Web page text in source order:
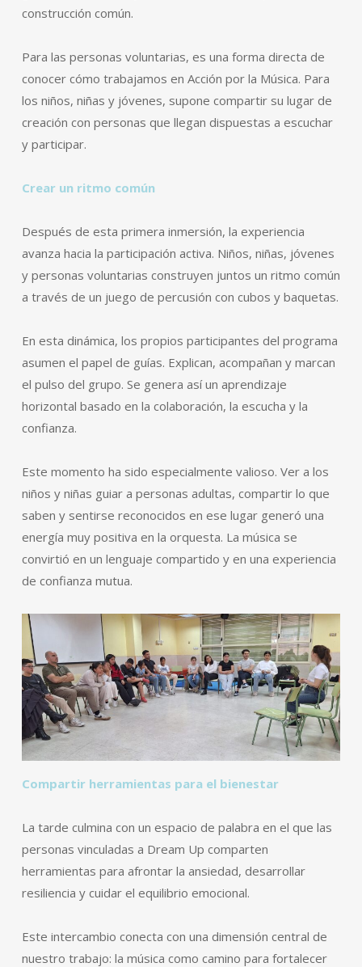
construcción común.
Para las personas voluntarias, es una forma directa de
conocer cómo trabajamos en Acción por la Música. Para
los niños, niñas y jóvenes, supone compartir su lugar de
creación con personas que llegan dispuestas a escuchar
y participar.
Crear un ritmo común
Después de esta primera inmersión, la experiencia
avanza hacia la participación activa. Niños, niñas, jóvenes
y personas voluntarias construyen juntos un ritmo común
a través de un juego de percusión con cubos y baquetas.
En esta dinámica, los propios participantes del programa
asumen el papel de guías. Explican, acompañan y marcan
el pulso del grupo. Se genera así un aprendizaje
horizontal basado en la colaboración, la escucha y la
confianza.
Este momento ha sido especialmente valioso. Ver a los
niños y niñas guiar a personas adultas, compartir lo que
saben y sentirse reconocidos en ese lugar generó una
energía muy positiva en la orquesta. La música se
convirtió en un lenguaje compartido y en una experiencia
de confianza mutua.
Compartir herramientas para el bienestar
La tarde culmina con un espacio de palabra en el que las
personas vinculadas a Dream Up comparten
herramientas para afrontar la ansiedad, desarrollar
resiliencia y cuidar el equilibrio emocional.
Este intercambio conecta con una dimensión central de
nuestro trabajo: la música como camino para fortalecer